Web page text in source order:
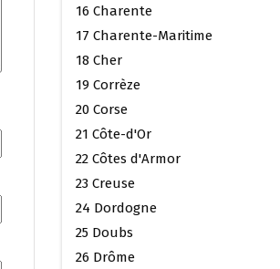
16 Charente
17 Charente-Maritime
18 Cher
19 Corrèze
20 Corse
21 Côte-d'Or
22 Côtes d'Armor
23 Creuse
24 Dordogne
25 Doubs
26 Drôme